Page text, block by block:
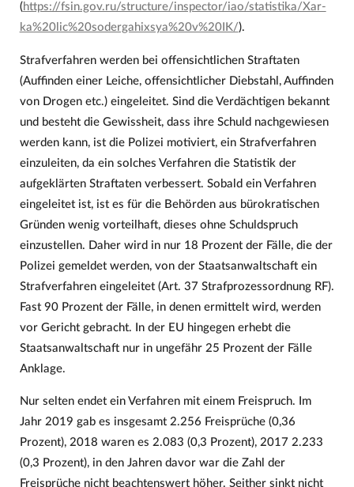
( https://fsin.gov.ru/structure/inspector/iao/statistika/Xar-
ka%20lic%20sodergahixsya%20v%20IK/).
Strafverfahren werden bei offensichtlichen Straftaten
(Auffinden einer Leiche, offensichtlicher Diebstahl, Auffinden
von Drogen etc.) eingeleitet. Sind die Verdächtigen bekannt
und besteht die Gewissheit, dass ihre Schuld nachgewiesen
werden kann, ist die Polizei motiviert, ein Strafverfahren
einzuleiten, da ein solches Verfahren die Statistik der
aufgeklärten Straftaten verbessert. Sobald ein Verfahren
eingeleitet ist, ist es für die Behörden aus bürokratischen
Gründen wenig vorteilhaft, dieses ohne Schuldspruch
einzustellen. Daher wird in nur 18 Prozent der Fälle, die der
Polizei gemeldet werden, von der Staatsanwaltschaft ein
Strafverfahren eingeleitet (Art. 37 Strafprozessordnung RF).
Fast 90 Prozent der Fälle, in denen ermittelt wird, werden
vor Gericht gebracht. In der EU hingegen erhebt die
Staatsanwaltschaft nur in ungefähr 25 Prozent der Fälle
Anklage.
Nur selten endet ein Verfahren mit einem Freispruch. Im
Jahr 2019 gab es insgesamt 2.256 Freisprüche (0,36
Prozent), 2018 waren es 2.083 (0,3 Prozent), 2017 2.233
(0,3 Prozent), in den Jahren davor war die Zahl der
Freisprüche nicht beachtenswert höher. Seither sinkt nicht